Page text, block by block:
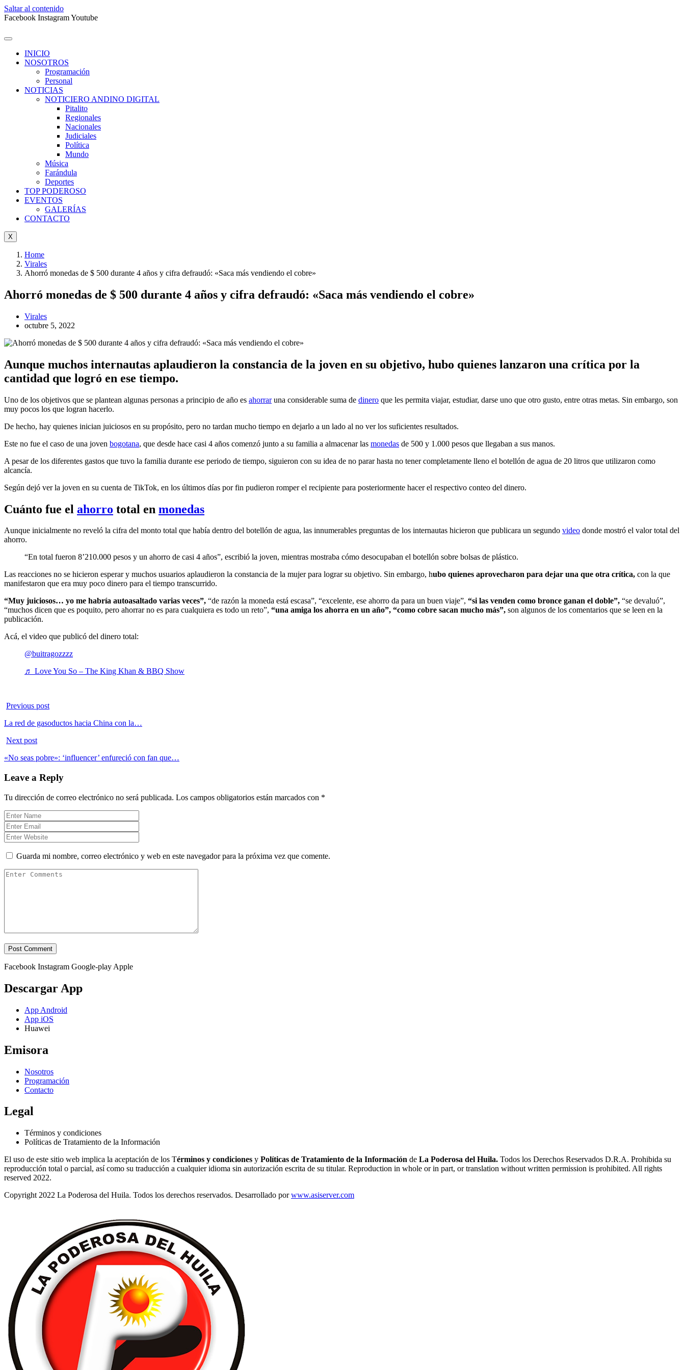
Saltar al contenido
Facebook InstagramYoutube
INICIO
NOSOTROS
Programación
Personal
NOTICIAS
NOTICIERO ANDINO DIGITAL
Pitalito
Regionales
Nacionales
Judiciales
Política
Mundo
Música
Farándula
Deportes
TOP PODEROSO
EVENTOS
GALERÍAS
CONTACTO
X
Home
Virales
Ahorró monedas de $ 500 durante 4 años y cifra defraudó: «Saca más vendiendo el cobre»
Ahorró monedas de $ 500 durante 4 años y cifra defraudó: «Saca más vendiendo el cobre»
Virales
octubre 5, 2022
Aunque muchos internautas aplaudieron la constancia de la joven en su objetivo, hubo quienes lanzaron una crítica por la
cantidad que logró en ese tiempo.
Uno de los objetivos que se plantean algunas personas a principio de año es ahorraruna considerable suma de dinero que les permita viajar, estudiar, darse uno que otro gusto, entre otras metas. Sin embargo, son
muy pocos los que logran hacerlo.
De hecho, hay quienes inician juiciosos en su propósito, pero no tardan mucho tiempo en dejarlo a un lado al no ver los suficientes resultados.
Este no fue el caso de una joven bogotana, que desde hace casi 4 años comenzó junto a su familia a almacenar las monedas de 500 y 1.000 pesos que llegaban a sus manos.
A pesar de los diferentes gastos que tuvo la familia durante ese periodo de tiempo, siguieron con su idea de no parar hasta no tener completamente lleno el botellón de agua de 20 litros que utilizaron como
alcancía.
Según dejó ver la joven en su cuenta de TikTok, en los últimos días por fin pudieron romper el recipiente para posteriormente hacer el respectivo conteo del dinero.
Cuánto fue el ahorro total en monedas
Aunque inicialmente no reveló la cifra del monto total que había dentro del botellón de agua, las innumerables preguntas de los internautas hicieron que publicara un segundo video donde mostró el valor total del
ahorro.
“En total fueron 8’210.000 pesos y un ahorro de casi 4 años”, escribió la joven, mientras mostraba cómo desocupaban el botellón sobre bolsas de plástico.
Las reacciones no se hicieron esperar y muchos usuarios aplaudieron la constancia de la mujer para lograr su objetivo. Sin embargo, hubo quienes aprovecharon para dejar una que otra crítica, con la que
manifestaron que era muy poco dinero para el tiempo transcurrido.
“Muy juiciosos… yo me habría autoasaltado varias veces”, “de razón la moneda está escasa”, “excelente, ese ahorro da para un buen viaje”, “si las venden como bronce ganan el doble”, “se devaluó”,
“muchos dicen que es poquito, pero ahorrar no es para cualquiera es todo un reto”, “una amiga los ahorra en un año”, “como cobre sacan mucho más”, son algunos de los comentarios que se leen en la
publicación.
Acá, el video que publicó del dinero total:
@buitragozzzz
♬ Love You So – The King Khan & BBQ Show
Previous post
La red de gasoductos hacia China con la…
Next post
«No seas pobre»: ‘influencer’ enfureció con fan que…
Leave a Reply
Tu dirección de correo electrónico no será publicada. Los campos obligatorios están marcados con *
Guarda mi nombre, correo electrónico y web en este navegador para la próxima vez que comente.
Facebook Instagram Google-play Apple
Descargar App
App Android
App iOS
Huawei
Emisora
Nosotros
Programación
Contacto
Legal
Términos y condiciones
Políticas de Tratamiento de la Información
El uso de este sitio web implica la aceptación de los Términos y condiciones y Políticas de Tratamiento de la Información de La Poderosa del Huila. Todos los Derechos Reservados D.R.A. Prohibida su
reproducción total o parcial, así como su traducción a cualquier idioma sin autorización escrita de su titular. Reproduction in whole or in part, or translation without written permission is prohibited. All rights
reserved 2022.
Copyright 2022 La Poderosa del Huila. Todos los derechos reservados. Desarrollado porwww.asiserver.com